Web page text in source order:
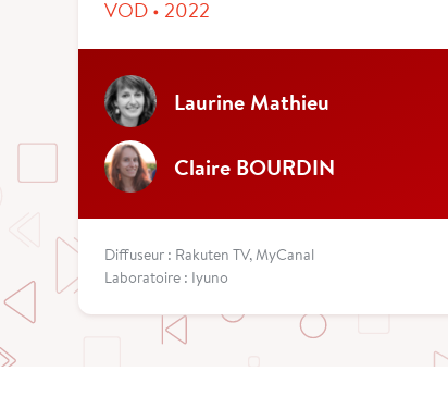
VOD • 2022
Laurine Mathieu
Claire BOURDIN
Diffuseur : Rakuten TV, MyCanal
Laboratoire : Iyuno